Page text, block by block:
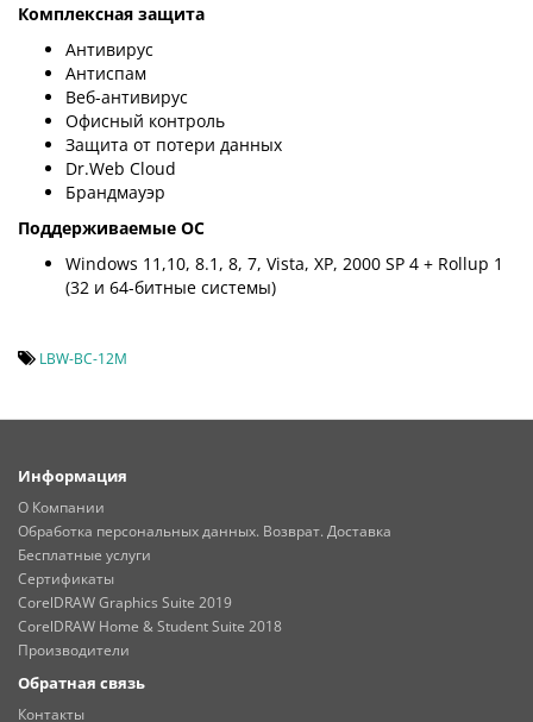
Комплексная защита
Антивирус
Антиспам
Веб-антивирус
Офисный контроль
Защита от потери данных
Dr.Web Cloud
Брандмауэр
Поддерживаемые ОС
Windows 11,10, 8.1, 8, 7, Vista, XP, 2000 SP 4 + Rollup 1
(32 и 64-битные системы)
LBW-BC-12M
Информация
О Компании
Обработка персональных данных. Возврат. Доставка
Бесплатные услуги
Сертификаты
CorelDRAW Graphics Suite 2019
CorelDRAW Home & Student Suite 2018
Производители
Обратная связь
Контакты